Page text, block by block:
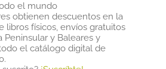
el mundo
obtienen descuentos en la
libros físicos, envíos gratuitos
Peninsular y Baleares y
el catálogo digital de